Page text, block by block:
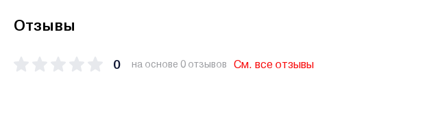
Отзывы
0 на основе 0 отзывов См. все отзывы